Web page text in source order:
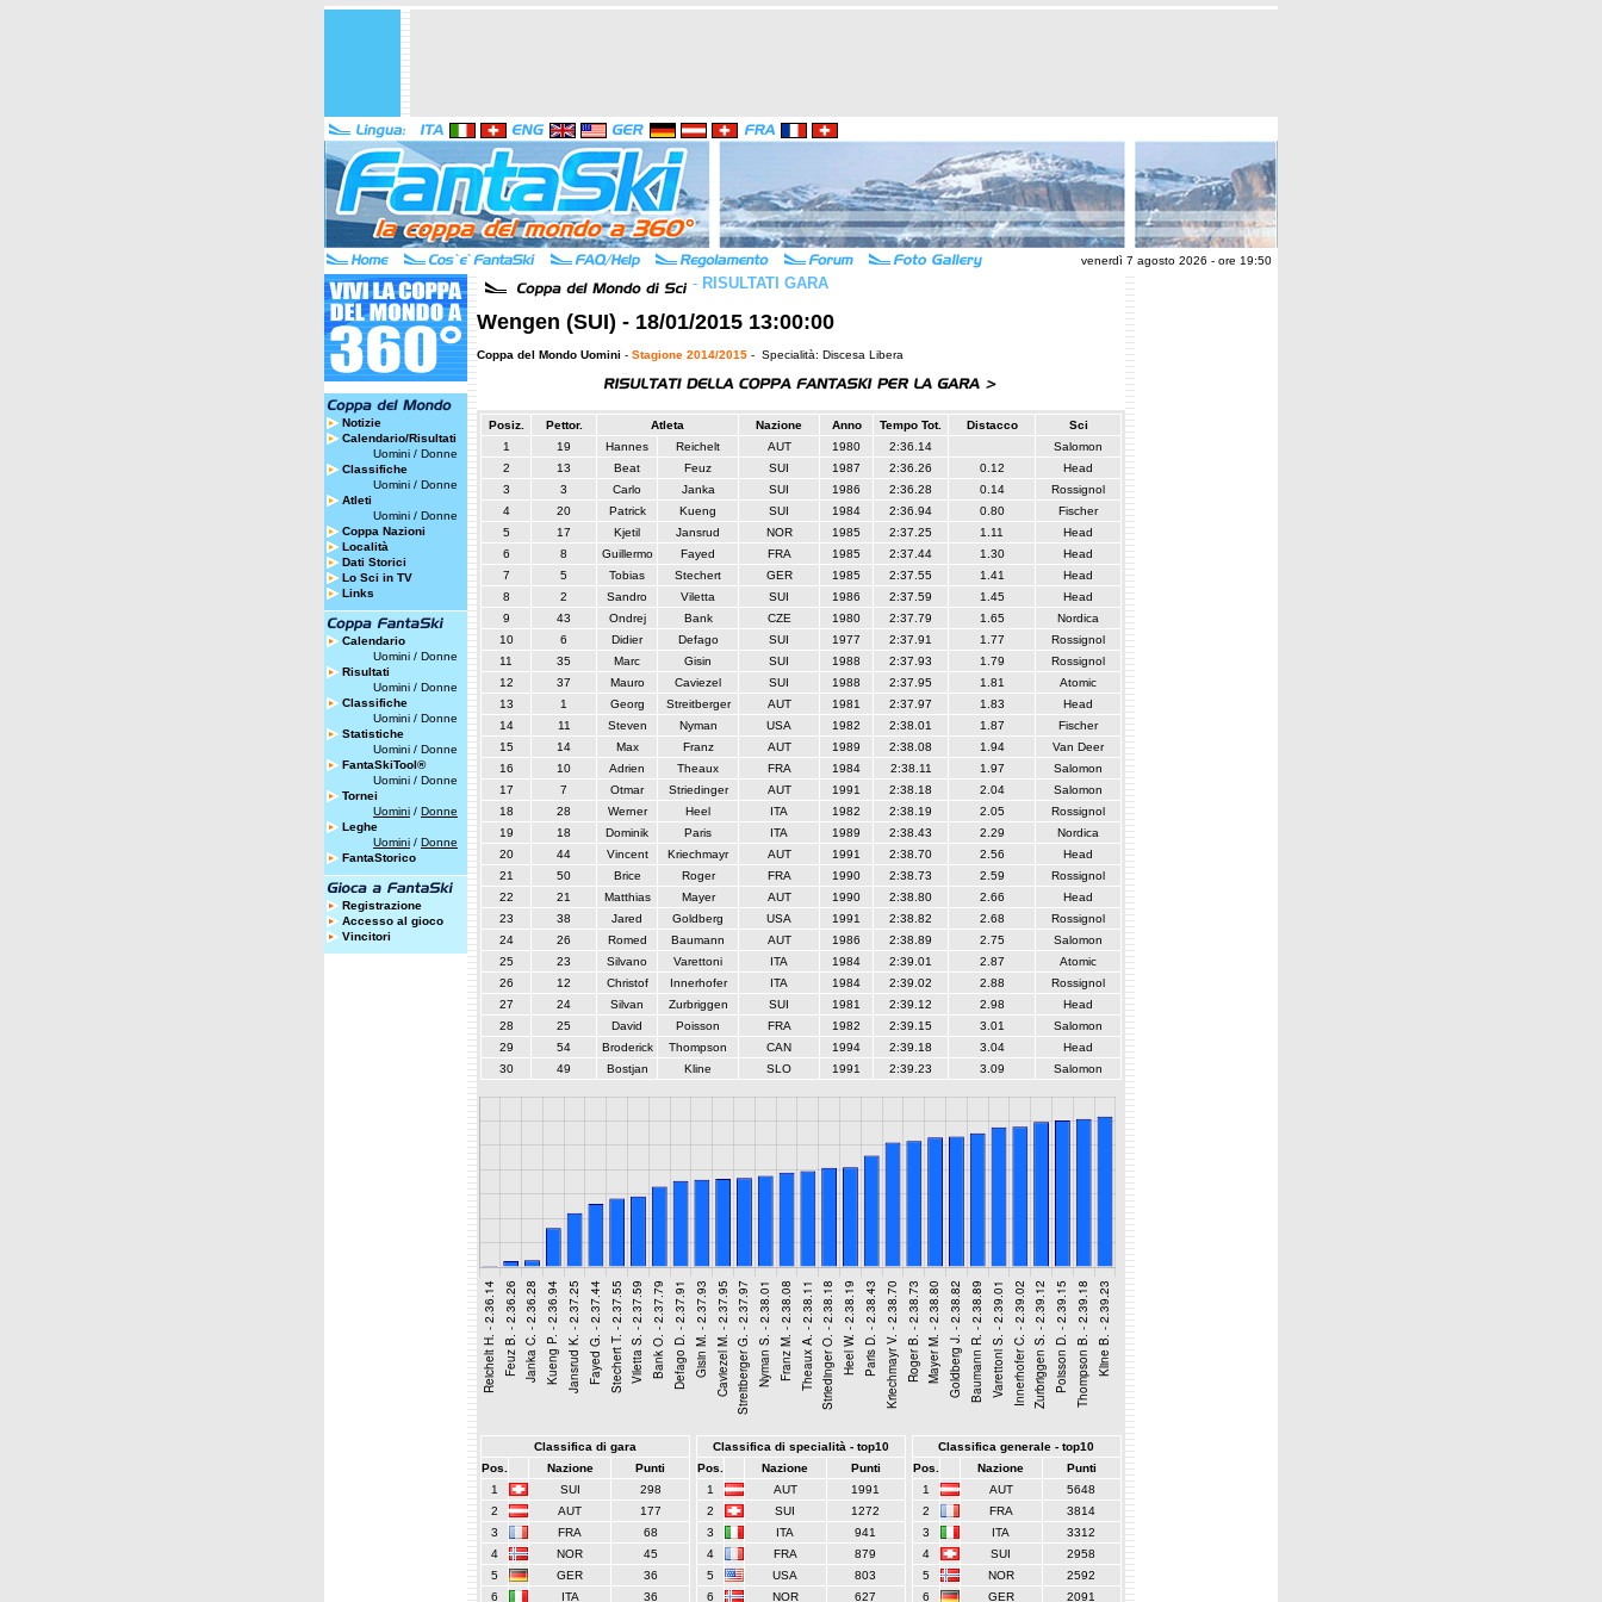
venerdì 7 agosto 2026 - ore 19:50
Notizie
Calendario/Risultati
Uomini / Donne
Classifiche
Uomini / Donne
Atleti
Uomini / Donne
Coppa Nazioni
Località
Dati Storici
Lo Sci in TV
Links
Calendario
Uomini / Donne
Risultati
Uomini / Donne
Classifiche
Uomini / Donne
Statistiche
Uomini / Donne
FantaSkiTool®
Uomini / Donne
Tornei
Uomini / Donne
Leghe
Uomini / Donne
FantaStorico
Registrazione
Accesso al gioco
Vincitori
- RISULTATI GARA
Wengen (SUI) - 18/01/2015 13:00:00
Coppa del Mondo Uomini - Stagione 2014/2015 - Specialità: Discesa Libera
Posiz. Pettor. Atleta Nazione Anno Tempo Tot. Distacco
Sci
1
19 Hannes Reichelt AUT 1980 2:36.14
Salomon
2
13 Beat Feuz SUI 1987 2:36.26 0.12
Head
3
3 Carlo Janka SUI 1986 2:36.28 0.14
Rossignol
4
20 Patrick Kueng SUI 1984 2:36.94 0.80
Fischer
5
17 Kjetil Jansrud NOR 1985 2:37.25 1.11
Head
6
8 Guillermo Fayed FRA 1985 2:37.44 1.30
Head
7
5 Tobias Stechert GER 1985 2:37.55 1.41
Head
8
2 Sandro Viletta SUI 1986 2:37.59 1.45
Head
9
43 Ondrej Bank CZE 1980 2:37.79 1.65
Nordica
10
6 Didier Defago SUI 1977 2:37.91 1.77
Rossignol
11
35 Marc Gisin SUI 1988 2:37.93 1.79
Rossignol
12
37 Mauro Caviezel SUI 1988 2:37.95 1.81
Atomic
13
1 Georg Streitberger AUT 1981 2:37.97 1.83
Head
14
11 Steven Nyman USA 1982 2:38.01 1.87
Fischer
15
14 Max Franz AUT 1989 2:38.08 1.94
Van Deer
16
10 Adrien Theaux FRA 1984 2:38.11 1.97
Salomon
17
7 Otmar Striedinger AUT 1991 2:38.18 2.04
Salomon
18
28 Werner Heel ITA 1982 2:38.19 2.05
Rossignol
19
18 Dominik Paris ITA 1989 2:38.43 2.29
Nordica
20
44 Vincent Kriechmayr AUT 1991 2:38.70 2.56
Head
21
50 Brice Roger FRA 1990 2:38.73 2.59
Rossignol
22
21 Matthias Mayer AUT 1990 2:38.80 2.66
Head
23
38 Jared Goldberg USA 1991 2:38.82 2.68
Rossignol
24
26 Romed Baumann AUT 1986 2:38.89 2.75
Salomon
25
23 Silvano Varettoni ITA 1984 2:39.01 2.87
Atomic
26
12 Christof Innerhofer ITA 1984 2:39.02 2.88
Rossignol
27
24 Silvan Zurbriggen SUI 1981 2:39.12 2.98
Head
28
25 David Poisson FRA 1982 2:39.15 3.01
Salomon
29
54 Broderick Thompson CAN 1994 2:39.18 3.04
Head
30
49 Bostjan Kline SLO 1991 2:39.23 3.09 Salomon
Classifica di gara
Pos.
Nazione
Punti
1
SUI
298
2
AUT
177
3
FRA
68
4
NOR
45
5
GER
36
6
ITA 36
Classifica di specialità - top10
Pos.
Nazione
Punti
1
AUT
1991
2
SUI
1272
3
ITA
941
4
FRA
879
5
USA
803
6
NOR 627
Classifica generale - top10
Pos.
Nazione
Punti
1
AUT
5648
2
FRA
3814
3
ITA
3312
4
SUI
2958
5
NOR
2592
6
GER 2091